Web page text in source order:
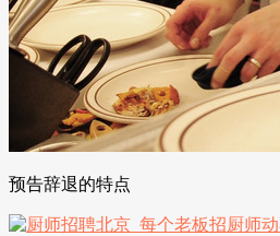
预告辞退的特点